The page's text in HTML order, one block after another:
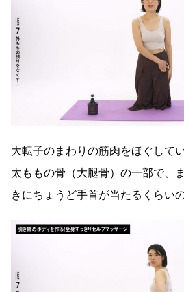
大転子のまわりの筋肉をほぐして
太ももの骨（大腿骨）の一部で、
きにちょうど手首が当たるくらい